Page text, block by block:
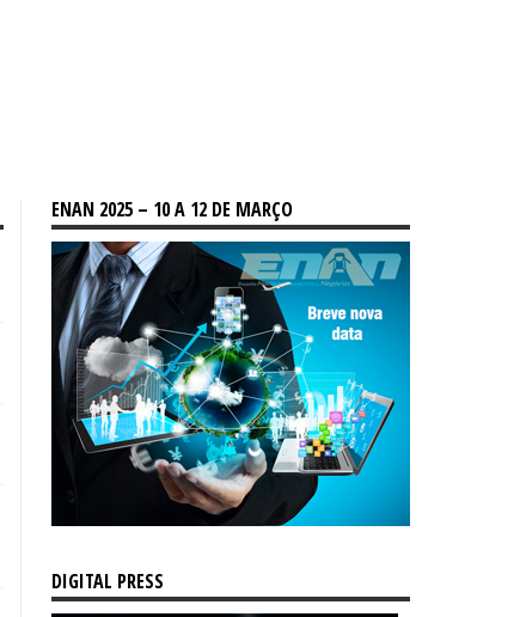
ENAN 2025 – 10 A 12 DE MARÇO
DIGITAL PRESS